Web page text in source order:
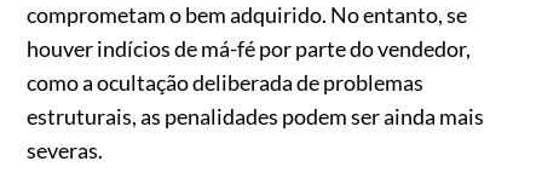
comprometam o bem adquirido. No entanto, se
houver indícios de má-fé por parte do vendedor,
como a ocultação deliberada de problemas
estruturais, as penalidades podem ser ainda mais
severas.